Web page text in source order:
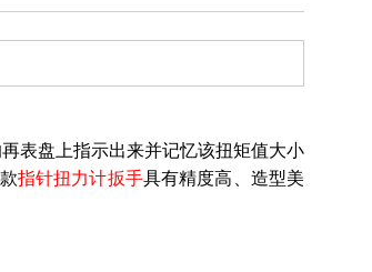
表盘上指示出来并记忆该扭矩值大小
指针扭力计扳手具有精度高、造型美